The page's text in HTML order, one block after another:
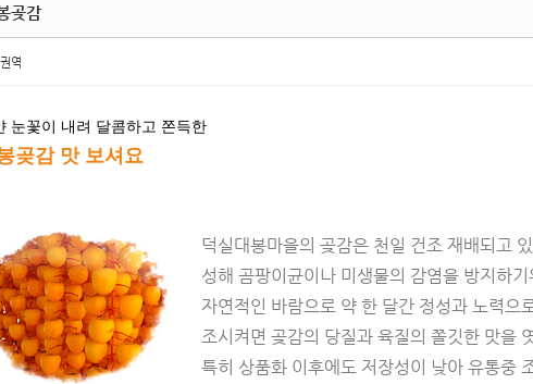
곶감
역
눈꽃이 내려 달콤하고 쫀득한
곶감 맛 보셔요
덕실대봉마을의 곶감은 천일 건조 재배되고
성해 곰팡이균이나 미생물의 감염을 방지하
자연적인 바람으로 약 한 달간 정성과 노력으
조시켜면 곶감의 당질과 육질의 쫄깃한 맛을
특히 상품화 이후에도 저장성이 낮아 유통중